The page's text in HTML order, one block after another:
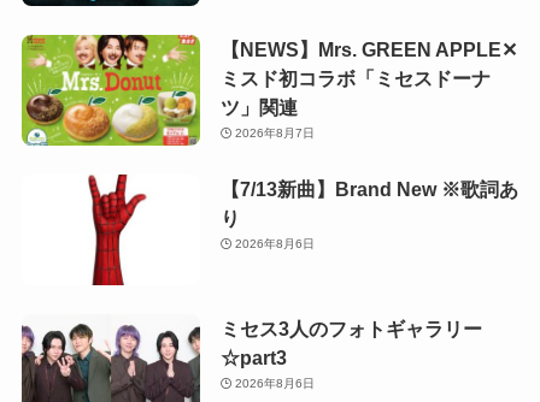
【NEWS】Mrs. GREEN APPLE✕
ミスド初コラボ「ミセスドーナ
ツ」関連
2026年8月7日
【7/13新曲】Brand New ※歌詞あ
り
2026年8月6日
ミセス3人のフォトギャラリー
☆part3
2026年8月6日